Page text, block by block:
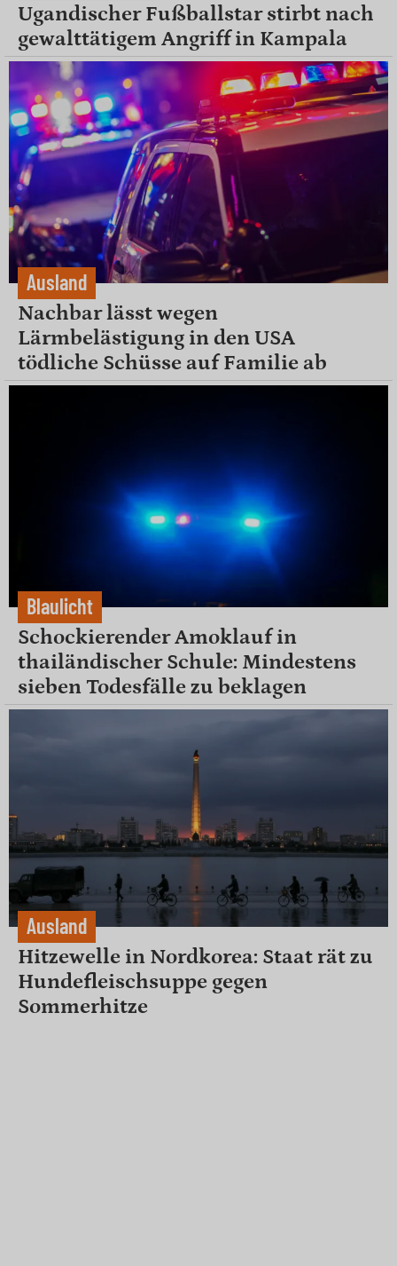
Ugandischer Fußballstar stirbt nach
gewalttätigem Angriff in Kampala
Ausland
Nachbar lässt wegen
Lärmbelästigung in den USA
tödliche Schüsse auf Familie ab
Blaulicht
Schockierender Amoklauf in
thailändischer Schule: Mindestens
sieben Todesfälle zu beklagen
Ausland
Hitzewelle in Nordkorea: Staat rät zu
Hundefleischsuppe gegen
Sommerhitze